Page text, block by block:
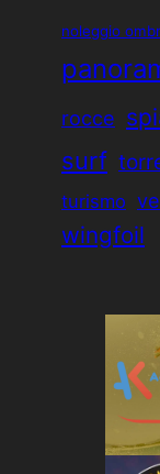
noleggio
rocce
surf
turismo
wingfoil